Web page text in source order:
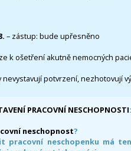
– zástup: bude upřesněno
k ošetření akutně nemocných
nevystavují potvrzení, nezhotovují
PRACOVNÍ NESCHOPNOSTI:
neschopnost?
pracovní neschopenku má